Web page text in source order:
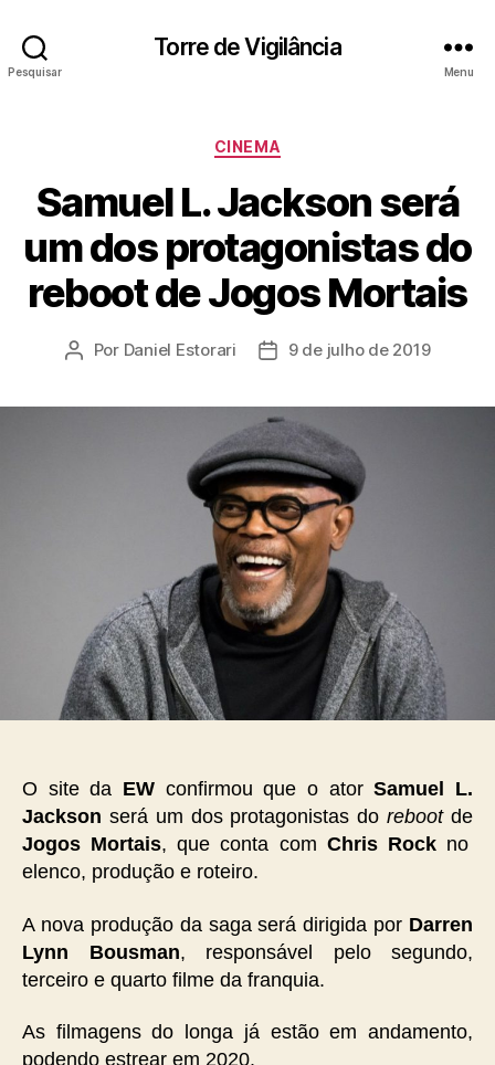
Pesquisar
Torre de Vigilância
Menu
Categorias
CINEMA
Samuel L. Jackson será
um dos protagonistas do
reboot de Jogos Mortais
Autor
Por Daniel Estorari
Data9 de julho de 2019
O site da EW confirmou que o atorSamuel L.
Jackson será um dos protagonistas dorebootde
Jogos Mortais, que conta com Chris Rockno
elenco, produção e roteiro.
A nova produção da saga será dirigida por Darren
Lynn Bousman, responsável pelo segundo,
terceiro e quarto filme da franquia.
As filmagens do longa já estão em andamento,
podendo estrear em 2020.